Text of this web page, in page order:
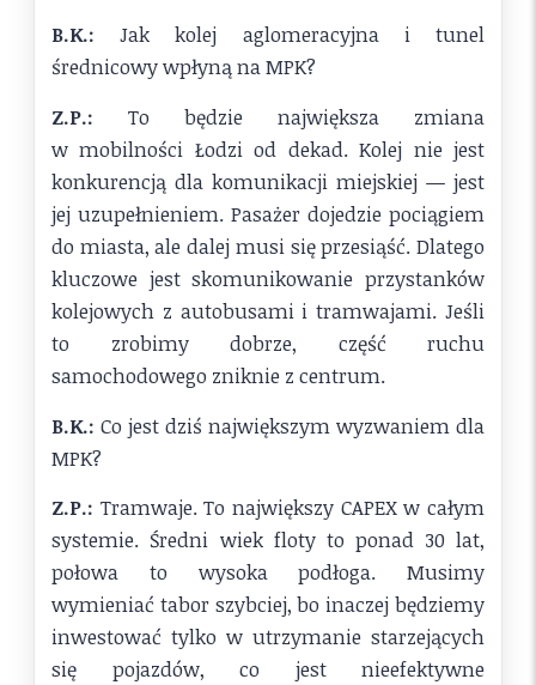
B.K.: Jak kolej aglomeracyjna i tunel
średnicowy wpłyną na MPK?
Z.P.: To będzie największa zmiana
w mobilności Łodzi od dekad. Kolej nie jest
konkurencją dla komunikacji miejskiej — jest
jej uzupełnieniem. Pasażer dojedzie pociągiem
do miasta, ale dalej musi się przesiąść. Dlatego
kluczowe jest skomunikowanie przystanków
kolejowych z autobusami i tramwajami. Jeśli
to zrobimy dobrze, część ruchu
samochodowego zniknie z centrum.
B.K.: Co jest dziś największym wyzwaniem dla
MPK?
Z.P.: Tramwaje. To największy CAPEX w całym
systemie. Średni wiek floty to ponad 30 lat,
połowa to wysoka podłoga. Musimy
wymieniać tabor szybciej, bo inaczej będziemy
inwestować tylko w utrzymanie starzejących
się pojazdów, co jest nieefektywne